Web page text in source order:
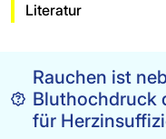
Literatur
Rauchen ist
Bluthochdruck
für